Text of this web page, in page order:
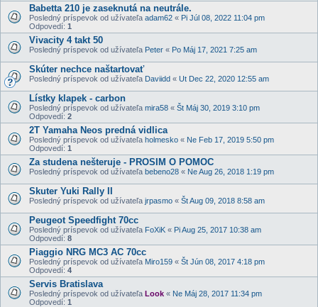
Babetta 210 je zaseknutá na neutrále.
Posledný príspevok od užívateľa adam62 « Pi Júl 08, 2022 11:04 pm
Odpovedí: 1
Vivacity 4 takt 50
Posledný príspevok od užívateľa Peter « Po Máj 17, 2021 7:25 am
Skúter nechce naštartovať
Posledný príspevok od užívateľa Daviidd « Ut Dec 22, 2020 12:55 am
Lístky klapek - carbon
Posledný príspevok od užívateľa mira58 « Št Máj 30, 2019 3:10 pm
Odpovedí: 2
2T Yamaha Neos predná vidlica
Posledný príspevok od užívateľa holmesko « Ne Feb 17, 2019 5:50 pm
Odpovedí: 1
Za studena nešteruje - PROSIM O POMOC
Posledný príspevok od užívateľa bebeno28 « Ne Aug 26, 2018 1:19 pm
Skuter Yuki Rally II
Posledný príspevok od užívateľa jrpasmo « Št Aug 09, 2018 8:58 am
Peugeot Speedfight 70cc
Posledný príspevok od užívateľa FoXiK « Pi Aug 25, 2017 10:38 am
Odpovedí: 8
Piaggio NRG MC3 AC 70cc
Posledný príspevok od užívateľa Miro159 « Št Jún 08, 2017 4:18 pm
Odpovedí: 4
Servis Bratislava
Posledný príspevok od užívateľa Look « Ne Máj 28, 2017 11:34 pm
Odpovedí: 1